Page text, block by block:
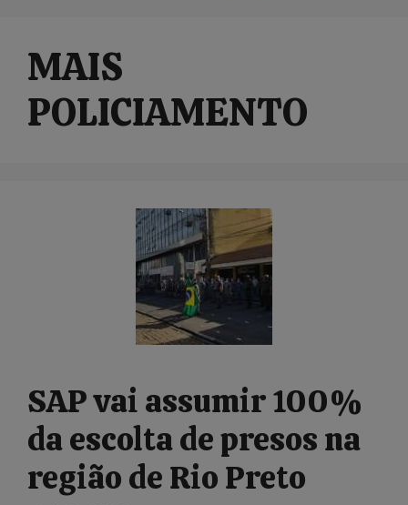
MAIS
POLICIAMENTO
SAP vai assumir 100%
da escolta de presos na
região de Rio Preto